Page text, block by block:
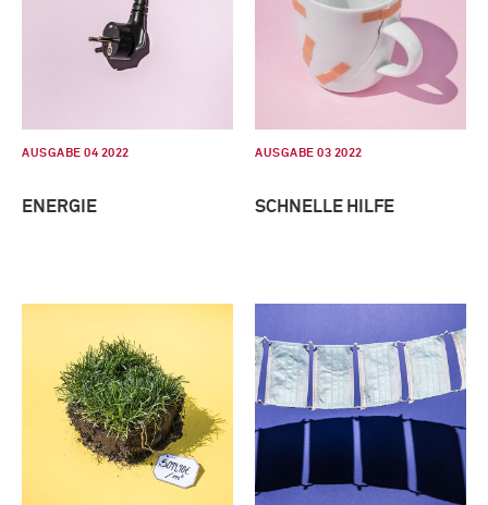
AUSGABE 04 2022
ENERGIE
AUSGABE 03 2022
SCHNELLE HILFE